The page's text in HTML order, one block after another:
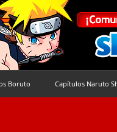
Boruto Capítulos Naruto